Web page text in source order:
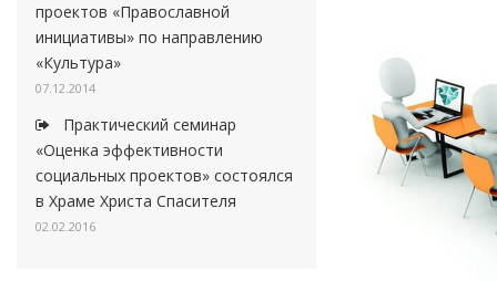
проектов «Православной
инициативы» по направлению
«Культура»
07.12.2014
Практический семинар
«Оценка эффективности
социальных проектов» состоялся
в Храме Христа Спасителя
02.02.2016